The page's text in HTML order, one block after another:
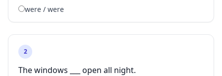
were / were
2
The windows ___ open all night.